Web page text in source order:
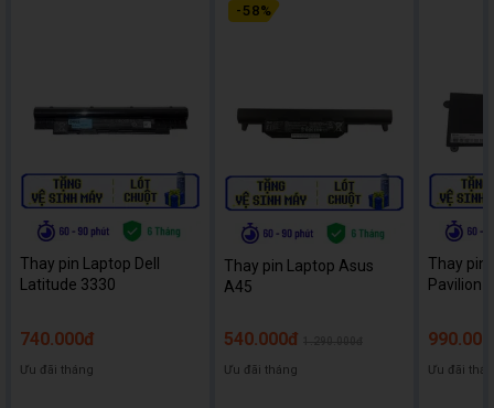
Thay pin Laptop Dell
Latitude 3330
740.000đ
Ưu đãi tháng
- 58%
Thay pin Laptop Asus
A45
540.000đ
Ưu đãi tháng
Thay pin
Pavilion
Ưu đãi